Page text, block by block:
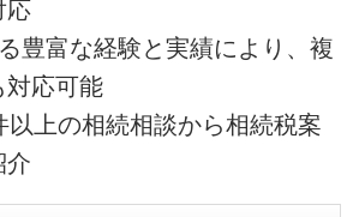
応
豊富な経験と実績により、複
対応可能
上の相続相談から相続税案
介